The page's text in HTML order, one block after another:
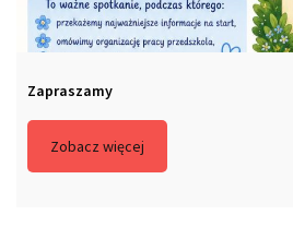
Zapraszamy
Zobacz więcej